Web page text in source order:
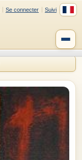
Se connecter Suivi